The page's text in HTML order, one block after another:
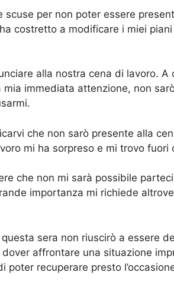
per non poter essere
costretto a modificare i miei piani
alla nostra cena di lavoro. A
immediata attenzione, non
che non sarò presente alla
mi ha sorpreso e mi trovo fuori
che non mi sarà possibile
importanza mi richiede
sera non riuscirò a essere
affrontare una situazione
recuperare presto